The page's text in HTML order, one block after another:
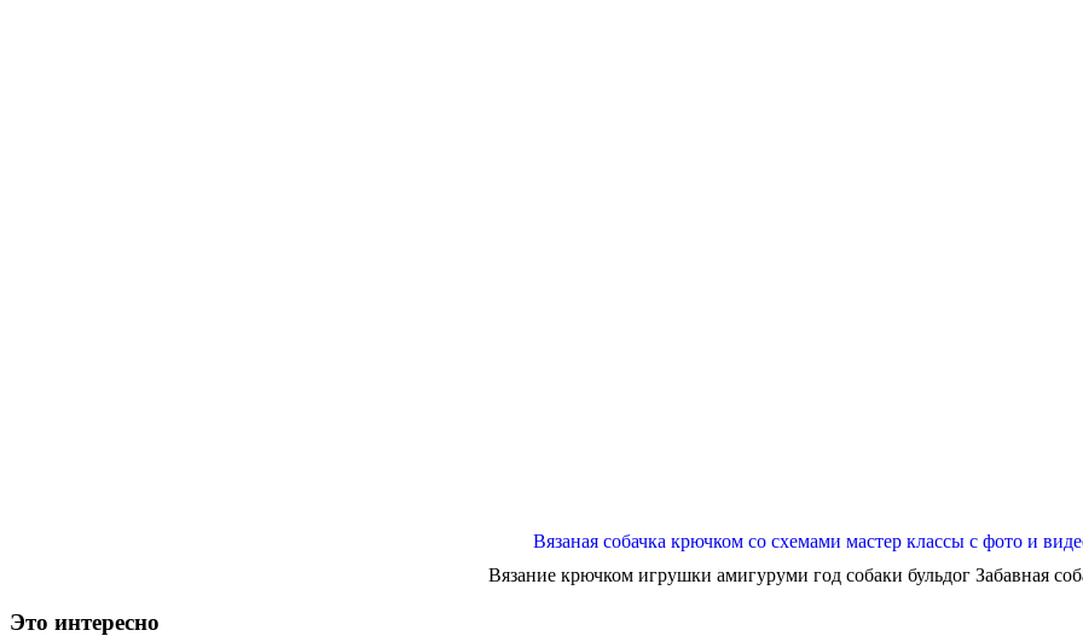
Вязаная собачка крючком со схемами мастер классы с фото и
Вязание крючком игрушки амигуруми год собаки бульдог Забавная
Это интересно